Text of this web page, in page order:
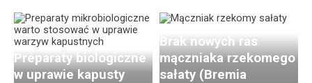
Preparaty biologiczne
w uprawie kapusty
Brak nowych ras
mączniaka rzekomego
sałaty (Bremia